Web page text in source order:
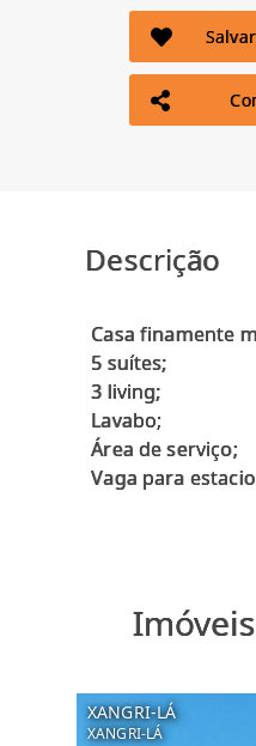
Descrição
Casa finamente
5 suítes;
3 living;
Lavabo;
Área de serviço;
XANGRI-LÁ
XANGRI-LÁ